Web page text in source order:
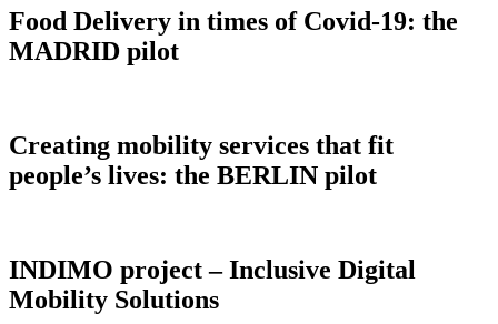
Food Delivery in times of Covid-19: the
MADRID pilot
Creating mobility services that fit
people’s lives: the BERLIN pilot
INDIMO project – Inclusive Digital
Mobility Solutions